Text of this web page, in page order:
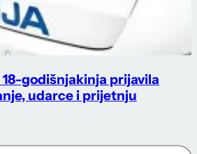
18-godišnjakinja prijavila
udarce i prijetnju